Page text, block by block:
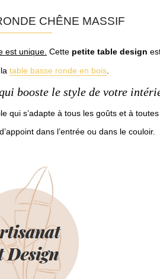
CHÊNE MASSIF
est unique. Cette petite table design
table basse ronde en bois
booste le style de votre
qui s’adapte à tous les goûts et à toutes
dans l’entrée ou dans le couloir.